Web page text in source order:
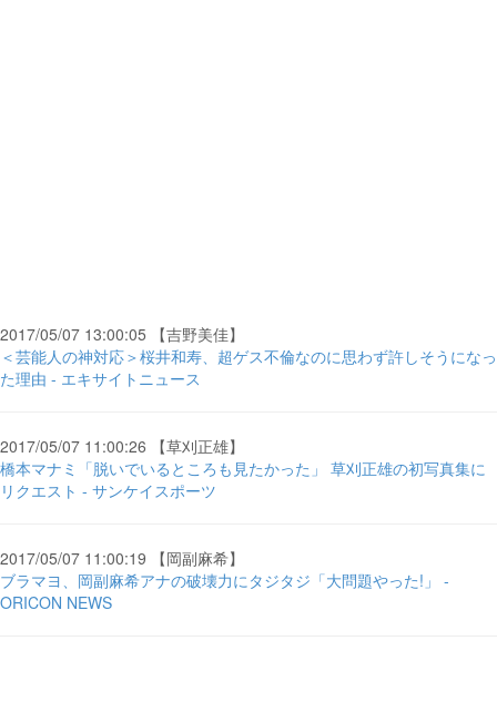
2017/05/07 13:00:05 【吉野美佳】
＜芸能人の神対応＞桜井和寿、超ゲス不倫なのに思わず許しそうになっ
た理由 - エキサイトニュース
2017/05/07 11:00:26 【草刈正雄】
橋本マナミ「脱いでいるところも見たかった」 草刈正雄の初写真集に
リクエスト - サンケイスポーツ
2017/05/07 11:00:19 【岡副麻希】
ブラマヨ、岡副麻希アナの破壊力にタジタジ「大問題やった!」 -
ORICON NEWS